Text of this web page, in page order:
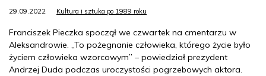
29.09.2022 Kultura i sztuka po 1989 roku
Franciszek Pieczka spoczął we czwartek na cmentarzu w
Aleksandrowie. „To pożegnanie człowieka, którego życie było
życiem człowieka wzorcowym” – powiedział prezydent
Andrzej Duda podczas uroczystości pogrzebowych aktora.